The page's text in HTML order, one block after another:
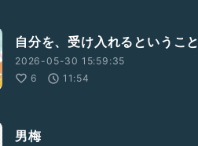
自分を、受け入れるということ
2026-05-30 15:59:35
6
11:54
男梅